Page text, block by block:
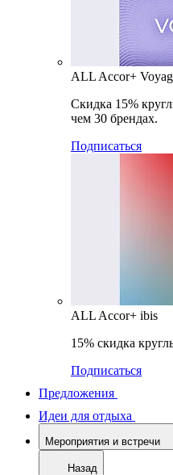
ALL Accor+
Скидка 15%
чем 30 брендах.
Подписаться
ALL Accor+ ibis
15% скидка
Подписаться
Предложения
Идеи для отдыха
Мероприятия и встречи
Назад